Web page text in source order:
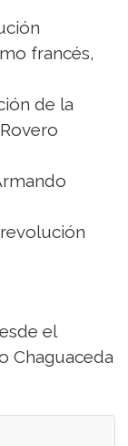
francés,
de la
el
Chaguaceda